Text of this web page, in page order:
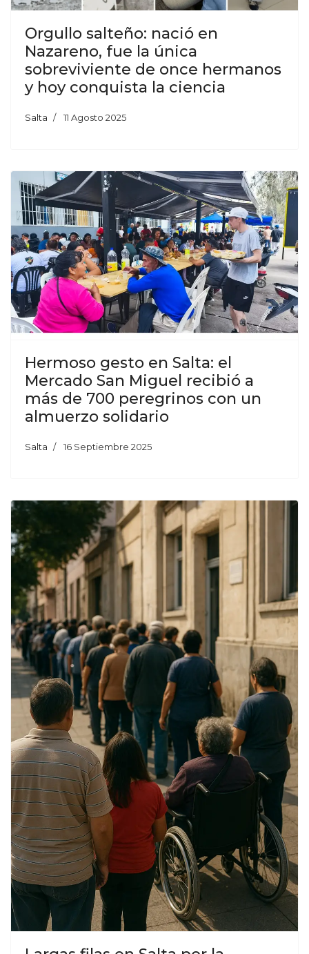
Orgullo salteño: nació en
Nazareno, fue la única
sobreviviente de once hermanos
y hoy conquista la ciencia
Salta 11 Agosto 2025
Hermoso gesto en Salta: el
Mercado San Miguel recibió a
más de 700 peregrinos con un
almuerzo solidario
Salta 16 Septiembre 2025